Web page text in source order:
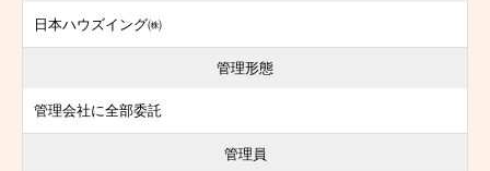
日本ハウズイング㈱
管理形態
管理会社に全部委託
管理員